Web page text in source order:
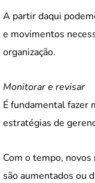
A partir daqui
e movimentos
organização.
Monitorar e revisar
É fundamental fazer
estratégias de
Com o tempo,
são aumentados ou